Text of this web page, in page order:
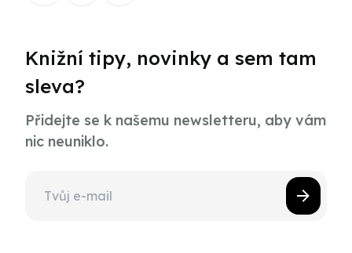
Knižní tipy, novinky a sem tam
sleva?
Přidejte se k našemu newsletteru, aby vám
nic neuniklo.